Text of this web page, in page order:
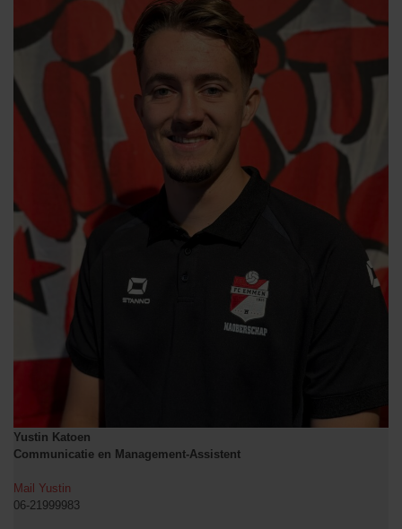
Yustin Katoen
Communicatie en Management-Assistent
Mail Yustin
06-21999983